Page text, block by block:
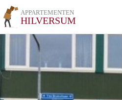
APPARTEMENTEN
HILVERSUM